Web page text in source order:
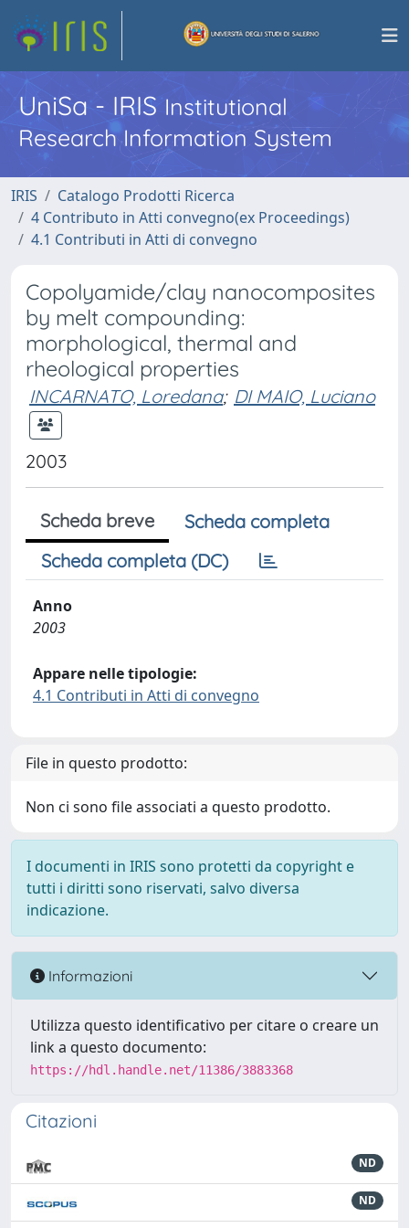
UniSa - IRISInstitutional
Research Information System
IRIS
Catalogo Prodotti Ricerca
4 Contributo in Atti convegno(ex Proceedings)
4.1 Contributi in Atti di convegno
Copolyamide/clay nanocomposites
by melt compounding:
morphological, thermal and
rheological properties
INCARNATO, Loredana; DI MAIO, Luciano
2003
Scheda breve
Scheda completa
Scheda completa (DC)
Anno
2003
Appare nelle tipologie:
4.1 Contributi in Atti di convegno
File in questo prodotto:
Non ci sono file associati a questo prodotto.
I documenti in IRIS sono protetti da copyright e
tutti i diritti sono riservati, salvo diversa
indicazione.
Informazioni
Utilizza questo identificativo per citare o creare un
link a questo documento:
https://hdl.handle.net/11386/3883368
Citazioni
ND
ND